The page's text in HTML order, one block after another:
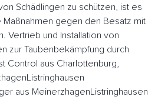
Schädlingen zu schützen, ist es
gegen den Besatz mit
Vertrieb und Installation von
zur Taubenbekämpfung durch
Control aus Charlottenburg,
aus MeinerzhagenListringhausen